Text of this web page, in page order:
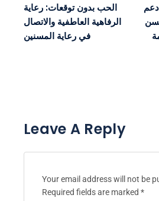
الحب بدون توقعات: رعاية
الرفاهية العاطفية والاتصال
في رعاية المسنين
Leave A Reply
Your email address will not be
Required fields are marked *